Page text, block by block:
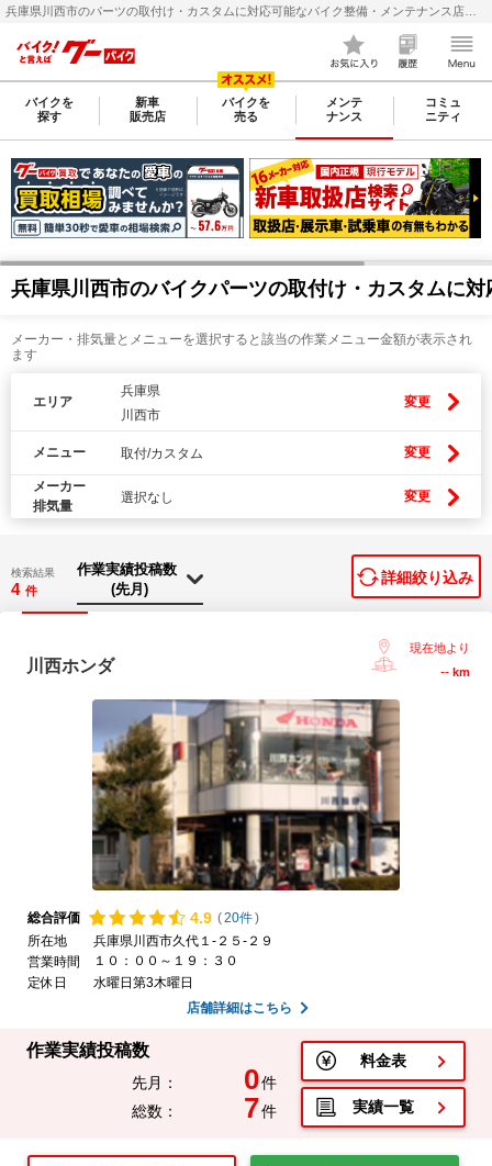
バイクを
探す
新車
販売店
バイクを
売る
メンテ
ナンス
コミュ
ニティ
兵庫県川西市のバイクパーツの取付け・カスタムに
メーカー・排気量とメニューを選択すると該当の作業メニュー金額が表示され
ます
エリア
兵庫県
川西市
変更
メニュー 取付/カスタム 変更
メーカー
排気量
選択なし 変更
検索結果
4 件
詳細絞り込み
川西ホンダ
現在地より
-- km
総合評価 4.9 (20件)
所在地
兵庫県川西市久代１-２５-２９
営業時間
１０：００～１９：３０
定休日
水曜日第3木曜日
店舗詳細はこちら
作業実績投稿数
先月： 0件
総数：
7件
料金表
実績一覧